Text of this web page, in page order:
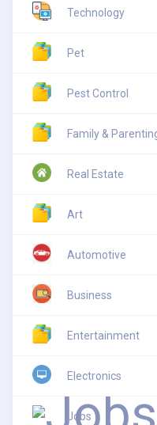
Technology
Pet
Pest Control
Family &
Real Estate
Art
Automotive
Business
Entertainment
Electronics
Jobs